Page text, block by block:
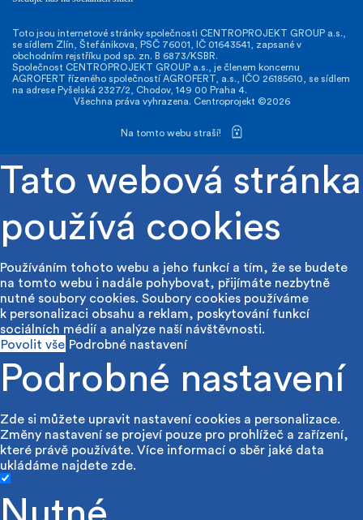
Toto jsou internetové stránky společnosti CENTROPROJEKT GROUP a.s.,
se sídlem Zlín, Štefánikova, PSČ 76001, IČ 01643541, zapsané v
obchodním rejstříku pod sp. zn. B 6873/KSBR.
Společnost CENTROPROJEKT GROUP a.s., je členem koncernu
AGROFERT řízeného společností AGROFERT, a.s., IČO 26185610, se sídlem
na adrese Pyšelská 2327/2, Chodov, 149 00 Praha 4.
Všechna práva vyhrazena. Centroprojekt ©2026
Na tomto webu straší!
Tato webová stránka
používá cookies
Používáním tohoto webu a jeho funkcí a tím, že se budete
na tomto webu i nadále pohybovat, přijímáte nezbytně
nutné soubory cookies. Soubory cookies používáme
k personalizaci obsahu a reklam, poskytování funkcí
sociálních médií a analýze naší návštěvnosti.
Povolit vše Podrobné nastavení
Podrobné nastavení
Zde si můžete upravit nastavení cookies a personalizace.
Změny nastavení se projeví pouze pro prohlížeč a zařízení,
které právě používáte. Více informací o sběr jaké data
ukládáme najdete zde.
Nutné